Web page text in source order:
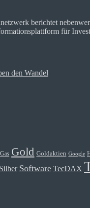
berichtet
für
den Wandel
Gas Gold Goldaktien Google
Silber Software TecDAX